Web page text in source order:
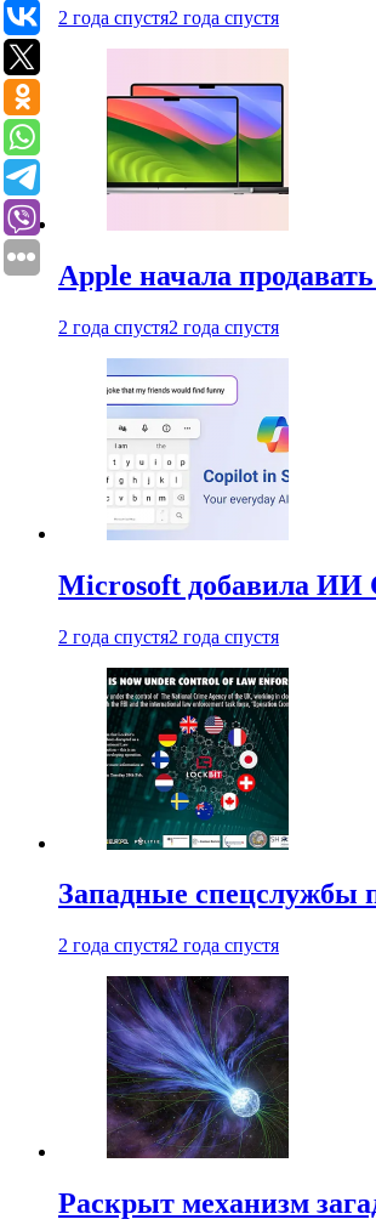
2 года спустя2 года спустя
Apple начала
2 года спустя2 года спустя
Microsoft добавила ИИ
2 года спустя2 года спустя
Западные спецслужбы
2 года спустя2 года спустя
Раскрыт механизм